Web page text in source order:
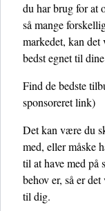
du har brug for at
så mange
markedet, kan
bedst egnet til
Find de bedste
sponsoreret link)
Det kan være du
med, eller måske
til at have med på
behov er, så er
til dig.